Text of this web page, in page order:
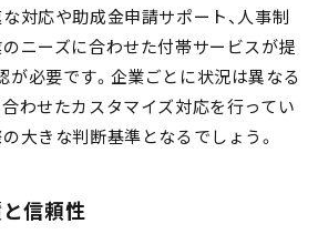
対応や助成金申請サポート、人事制
ニーズに合わせた付帯サービスが提
が必要です。企業ごとに状況は異なる
わせたカスタマイズ対応を行ってい
大きな判断基準となるでしょう。
信頼性